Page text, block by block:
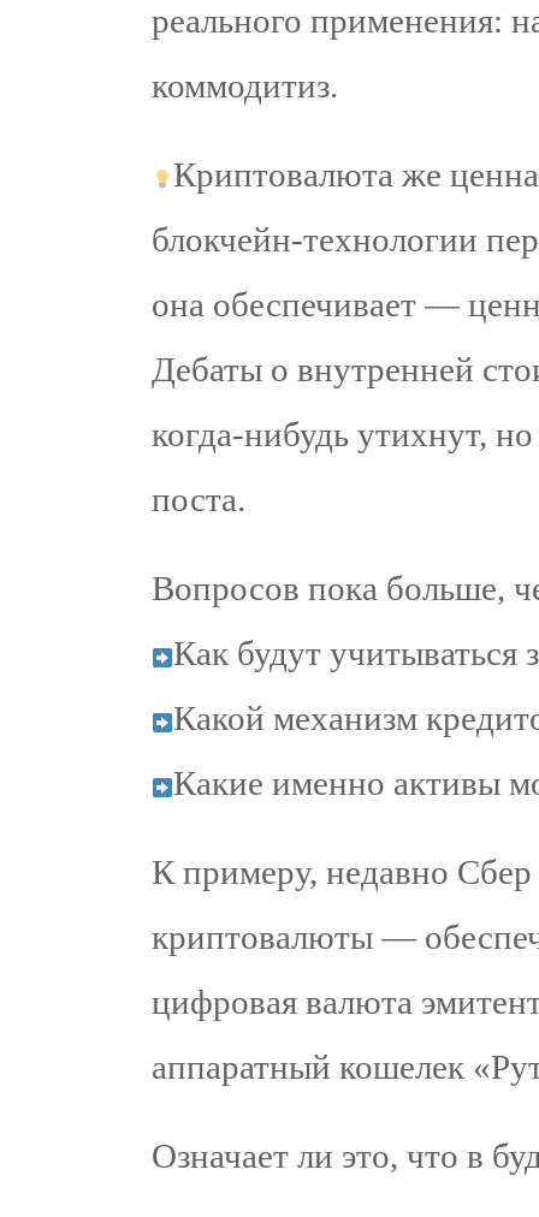
реального применения:
коммодитиз.
Криптовалюта же ценна
блокчейн-технологии
она обеспечивает —
Дебаты о внутренней
когда-нибудь утихнут,
поста.
Вопросов пока больше,
Как будут учитываться
Какой механизм
Какие именно активы
К примеру, недавно
криптовалюты —
цифровая валюта
аппаратный кошелек
Означает ли это, что в